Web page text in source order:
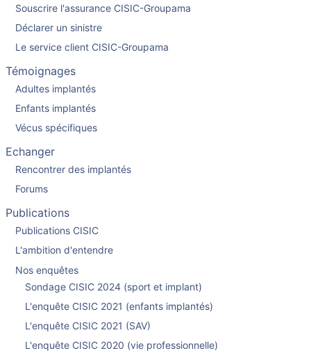
Souscrire l'assurance CISIC-Groupama
Déclarer un sinistre
Le service client CISIC-Groupama
Témoignages
Adultes implantés
Enfants implantés
Vécus spécifiques
Echanger
Rencontrer des implantés
Forums
Publications
Publications CISIC
L'ambition d'entendre
Nos enquêtes
Sondage CISIC 2024 (sport et implant)
L'enquête CISIC 2021 (enfants implantés)
L'enquête CISIC 2021 (SAV)
L'enquête CISIC 2020 (vie professionnelle)